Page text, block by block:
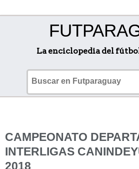
La enciclopedia del
CAMPEONATO
INTERLIGAS
2018